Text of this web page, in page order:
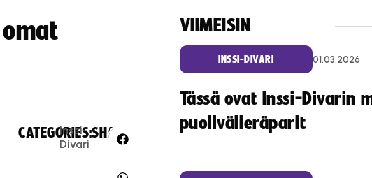
CATEGORIES:
Inssi-
Divari
SHARE:
VIIMEISIN
INSSI-DIVARI 01.03.2026
Tässä ovat Inssi-Divarin
puolivälieräparit